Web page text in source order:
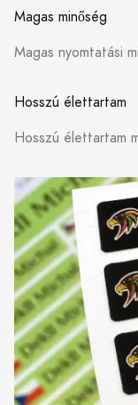
Magas minőség
Magas nyomtatási
Hosszú élettartam
Hosszú élettartam